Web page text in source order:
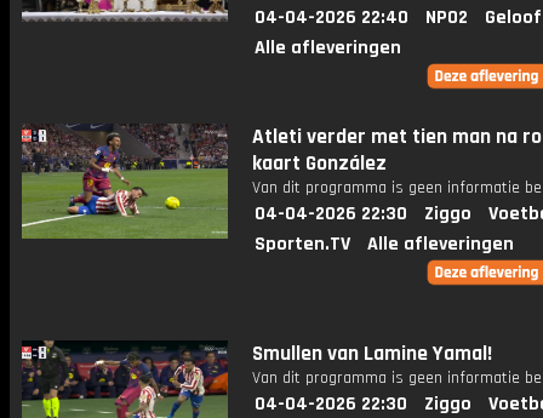
04-04-2026 22:40 NPO2
Alle afleveringen
Atleti verder met tien man na
kaart González
Van dit programma is geen informatie
04-04-2026 22:30 Ziggo
Sporten.TV
Alle afleveringen
Smullen van Lamine Yamal!
Van dit programma is geen informatie
04-04-2026 22:30 Ziggo